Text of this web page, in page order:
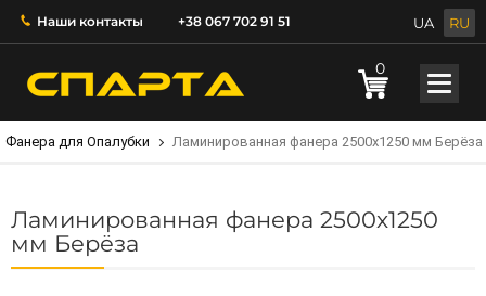
Наши контакты +38 067 702 91 51 UA RU
0
Фанера для Опалубки Ламинированная фанера 2500х1250 мм Берёза
Ламинированная фанера 2500х1250
мм Берёза